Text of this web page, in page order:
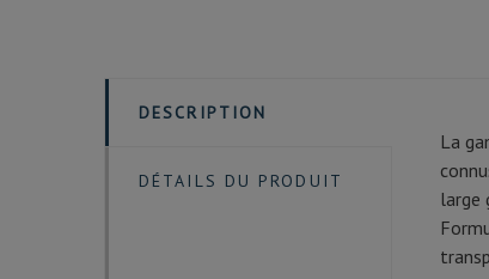
DESCRIPTION
DÉTAILS DU PRODUIT
La
large